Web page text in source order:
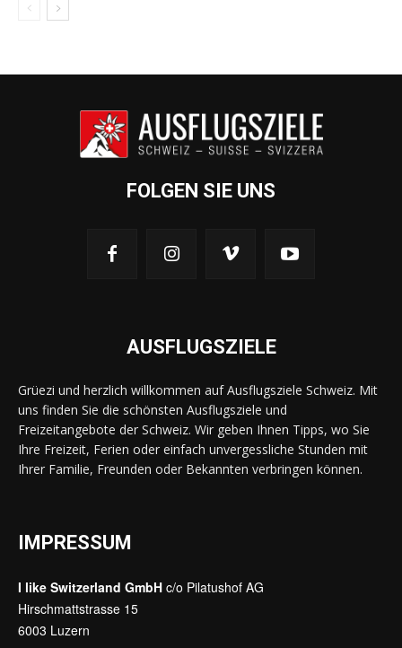
FOLGEN SIE UNS
AUSFLUGSZIELE
Grüezi und herzlich willkommen auf Ausflugsziele Schweiz. Mit
uns finden Sie die schönsten Ausflugsziele und
Freizeitangebote der Schweiz. Wir geben Ihnen Tipps, wo Sie
Ihre Freizeit, Ferien oder einfach unvergessliche Stunden mit
Ihrer Familie, Freunden oder Bekannten verbringen können.
IMPRESSUM
I like Switzerland GmbH c/o Pilatushof AG
Hirschmattstrasse 15
6003 Luzern